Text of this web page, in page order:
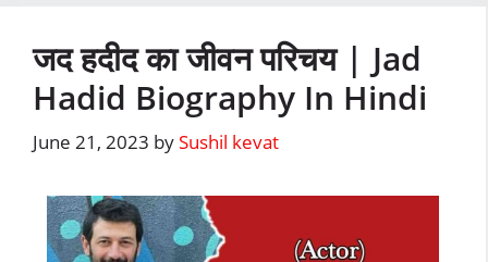
जद हदीद का जीवन परिचय | Jad
Hadid Biography In Hindi
June 21, 2023 bySushil kevat